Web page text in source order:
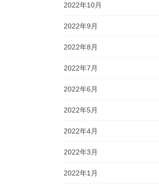
2022年10月
2022年9月
2022年8月
2022年7月
2022年6月
2022年5月
2022年4月
2022年3月
2022年1月